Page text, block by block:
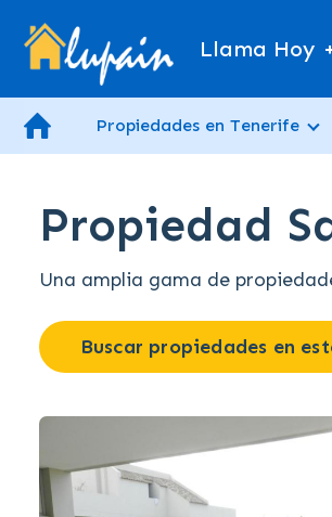
Llama Hoy
Propiedades en Tenerife
Propiedad
Una amplia gama de
Buscar propiedades en